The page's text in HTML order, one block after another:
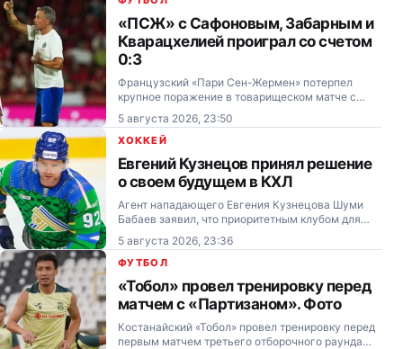
«ПСЖ» с Сафоновым, Забарным и
Кварацхелией проиграл со счетом
0:3
Французский «Пари Сен-Жермен» потерпел
крупное поражение в товарищеском матче с
5 августа 2026, 23:50
ХОККЕЙ
Евгений Кузнецов принял решение
о своем будущем в КХЛ
Агент нападающего Евгения Кузнецова Шуми
Бабаев заявил, что приоритетным клубом для
новосибирская «Сибирь».
5 августа 2026, 23:36
ФУТБОЛ
«Тобол» провел тренировку перед
матчем с «Партизаном». Фото
Костанайский «Тобол» провел тренировку перед
первым матчем третьего отборочного раунда